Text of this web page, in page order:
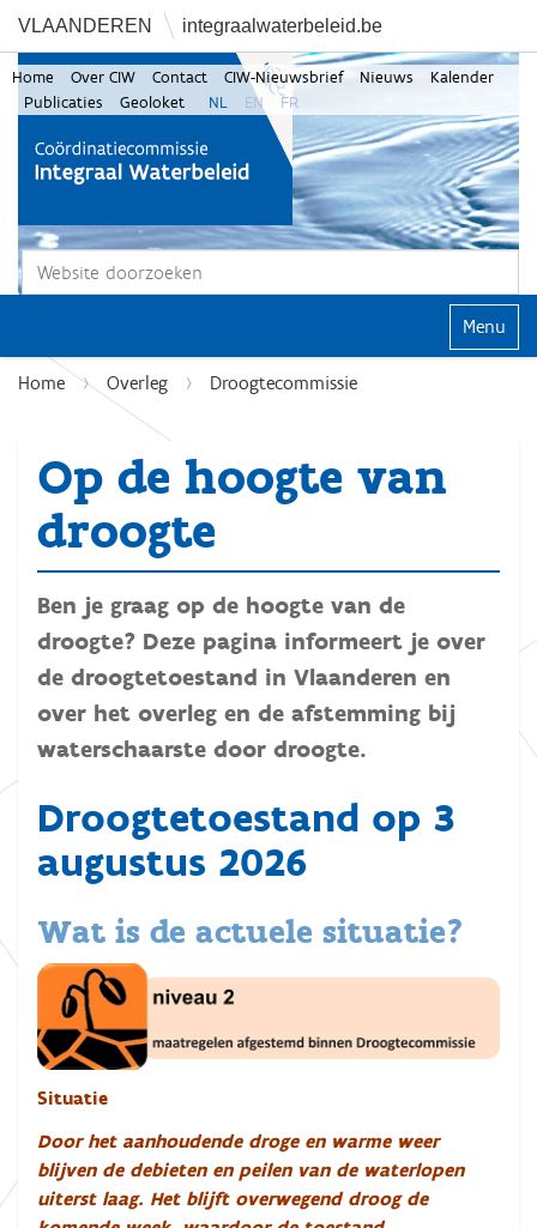
VLAANDEREN integraalwaterbeleid.be
Zoek
Home Over CIW Contact CIW-Nieuwsbrief Nieuws
Kalender
Publicaties
Geoloket NL EN FR
Klap
Home Overleg Droogtecommissie
Op de hoogte van
droogte
Ben je graag op de hoogte van de
droogte? Deze pagina informeert je over
de droogtetoestand in Vlaanderen en
over het overleg en de afstemming bij
waterschaarste door droogte.
Droogtetoestand op 3
augustus 2026
Wat is de actuele situatie?
Situatie
Door het aanhoudende droge en warme weer
blijven de debieten en peilen van de waterlopen
uiterst laag. Het blijft overwegend droog de